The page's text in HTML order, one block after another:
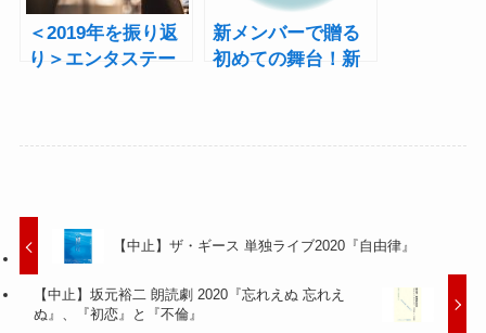
＜2019年を振り返
り＞エンタステー
新メンバーで贈る
初めての舞台！新
【中止】ザ・ギース 単独ライブ2020『自由律』
【中止】坂元裕二 朗読劇 2020『忘れえぬ 忘れえ
ぬ』、『初恋』と『不倫』